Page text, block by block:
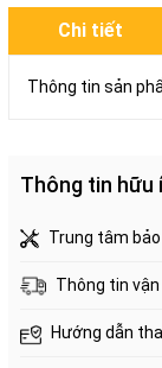
Chi tiết
Thông tin sản
Thông tin hữu
Trung tâm
Thông tin
Hướng dẫn